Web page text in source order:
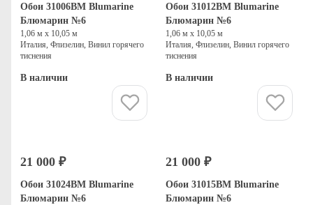
Обои 31006BM Blumarine
Блюмарин №6
1,06 м х 10,05 м
Италия, Флизелин, Винил горячего
тиснения
В наличии
Обои 31012BM Blumarine
Блюмарин №6
1,06 м х 10,05 м
Италия, Флизелин, Винил горячего
тиснения
В наличии
21 000 ₽
Обои 31024BM Blumarine
Блюмарин №6
21 000 ₽
Обои 31015BM Blumarine
Блюмарин №6